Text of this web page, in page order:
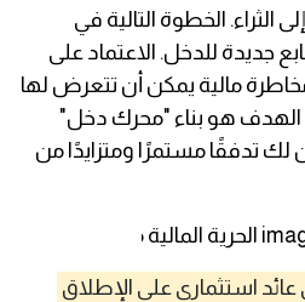
الخطوة التالية في
جديدة للدخل. الاعتماد على
مالية يمكن أن تتعرض لها
الهدف هو بناء "محرك دخل"
تدفقًا مستمرًا ومتزايدًا من